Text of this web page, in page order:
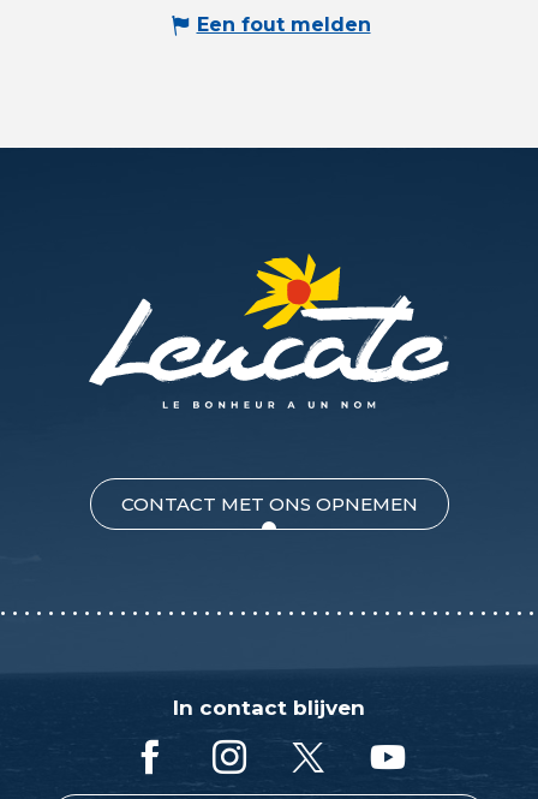
Een fout melden
CONTACT MET ONS OPNEMEN
In contact blijven